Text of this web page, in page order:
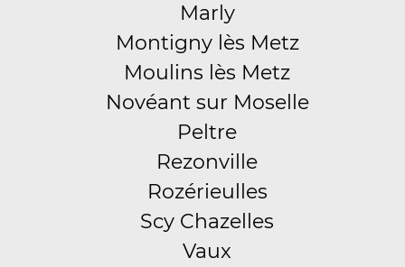
Marly
Montigny lès Metz
Moulins lès Metz
Novéant sur Moselle
Peltre
Rezonville
Rozérieulles
Scy Chazelles
Vaux